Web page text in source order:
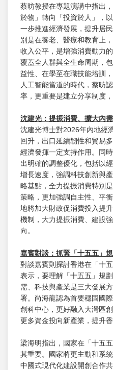
蔡昉教授在專題演講中指出
於物」轉向「投資於人」，
一步推進經濟發展，提升居
別是在養老、醫療和教育上
收入公平，是增強消費動力
覆蓋全人群與全生命周期，
益性、在學至在職技能培訓
人工智能當道的時代，蔡昉
率，更重要是建立分享制度
沈建光 ：提振消費、擴大內
沈建光博士對2026年內地經
回升，出口延續韌性和貿易
經濟發揮一定支持作用。同
出明確的調整優化，包括以
增長速度，強調科技創新與
略基點，全力提振消費特別
策略，更加強調自主性、平
地將加大財政促消費投入提
機制，大力提振消費、建設
向。
嘉賓對談：抓緊「十五五」
對談嘉賓則探討香港在「十
表示，要理解「十五五」規
需、科技與產業是三大發展
署。尚海龍認為首要穩固國
創科中心，更好融入大灣區
更多資金投向新產業，提升
梁海明指出，國家在「十五
其重要。國家將更主動和系
中國式現代化建設開創合作